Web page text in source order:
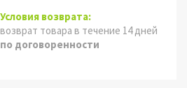
возврат товара в течение 14 дней
по договоренности